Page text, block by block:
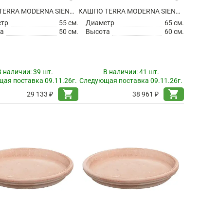
КАШПО TERRA MODERNA SIENA CHALK WHITE
55 см.
50 см.
наличии:39 шт.
поставка 09.11.26г.
29 133 ₽
shopping_cart
КАШПО TERRA MODERNA SIENA CHALK WHITE
Диаметр
65 см.
Высота
60 см.
В наличии:41 шт.
Следующая поставка 09.11.26г.
38 961 ₽
shopping_cart